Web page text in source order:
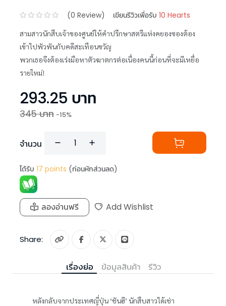
(0 Review) เขียนรีวิวเพื่อรับ 10 Hearts
สามสาวนักสืบเจ้าของศูนย์ให้คำปรึกษาสตรีแห่งคยองซองต้อง
เข้าไปพัวพันกับคดีสะเทือนขวัญ
พวกเธอจึงต้องเร่งมือหาตัวฆาตกรต่อเนื่องคนนี้ก่อนที่จะมีเหยื่อ
รายใหม่!
293.25 บาท
345บาท -15%
จำนวน
ได้รับ 17 points (ก่อนหักส่วนลด)
ลองอ่านฟรี Add Wishlist
Share:
เรื่องย่อ ข้อมูลสินค้า รีวิว
หลังกลับจากประเทศญี่ปุ่น ‘ชันฮี’ นักสืบสาวได้เช่า